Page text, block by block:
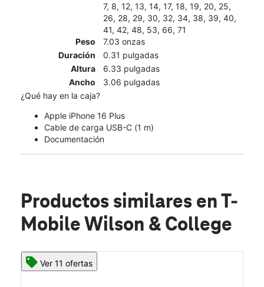
7, 8, 12, 13, 14, 17, 18, 19, 20, 25,
26, 28, 29, 30, 32, 34, 38, 39, 40,
41, 42, 48, 53, 66, 71
Peso
7.03 onzas
Duración
0.31 pulgadas
Altura
6.33 pulgadas
Ancho
3.06 pulgadas
¿Qué hay en la caja?
Apple iPhone 16 Plus
Cable de carga USB-C (1 m)
Documentación
Productos similares en T-
Mobile Wilson & College
Ver 11 ofertas